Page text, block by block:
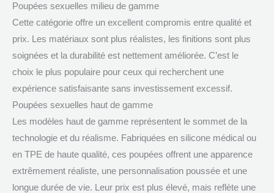
Poupées sexuelles milieu de gamme
Cette catégorie offre un excellent compromis entre qualité et
prix. Les matériaux sont plus réalistes, les finitions sont plus
soignées et la durabilité est nettement améliorée. C’est le
choix le plus populaire pour ceux qui recherchent une
expérience satisfaisante sans investissement excessif.
Poupées sexuelles haut de gamme
Les modèles haut de gamme représentent le sommet de la
technologie et du réalisme. Fabriquées en silicone médical ou
en TPE de haute qualité, ces poupées offrent une apparence
extrêmement réaliste, une personnalisation poussée et une
longue durée de vie. Leur prix est plus élevé, mais reflète une